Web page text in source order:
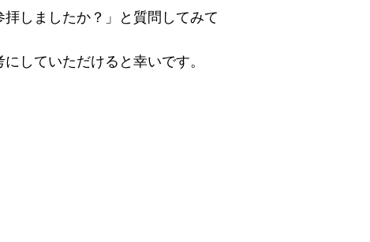
しましたか？」と質問してみて
していただけると幸いです。